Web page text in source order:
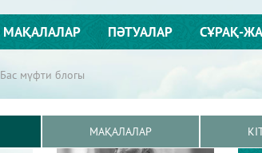
МАҚАЛАЛАР ПӘТУАЛАР СҰРАҚ-
Бас мүфти блогы
МАҚАЛАЛАР